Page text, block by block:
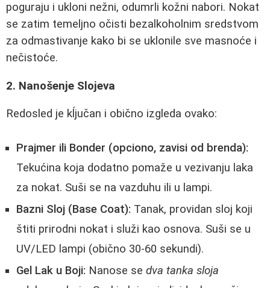
poguraju i ukloni nežni, odumrli kožni nabori. Nokat
se zatim temeljno očisti bezalkoholnim sredstvom
za odmastivanje kako bi se uklonile sve masnoće i
nečistoće.
2. Nanošenje Slojeva
Redosled je kĺjučan i obično izgleda ovako:
Prajmer ili Bonder (opciono, zavisi od brenda):
Tekućina koja dodatno pomaže u vezivanju laka
za nokat. Suši se na vazduhu ili u lampi.
Bazni Sloj (Base Coat): Tanak, providan sloj koji
štiti prirodni nokat i služi kao osnova. Suši se u
UV/LED lampi (obično 30-60 sekundi).
Gel Lak u Boji: Nanose se dva tanka sloja